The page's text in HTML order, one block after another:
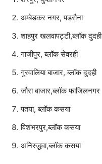
अम्बेडकर नगर, पडरौना
शाहपुर खलवापट्टी,ब्लॉक दुदही
गाजीपुर, ब्लॉक सेवरही
गुरवालिया बाजार, ब्लॉक दुदही
जौरा बाजार,ब्लॉक फाजिलनगर
पतया, ब्लॉक कसया
विशंभरपुर,ब्लॉक कसया
अनिरुद्धवा,ब्लॉक कसया